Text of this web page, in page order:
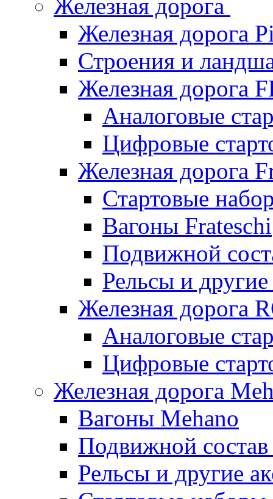
Железная дорога
Железная дорога
Строения и
Железная дорога
Аналоговые
Цифровые
Железная дорога
Стартовые
Вагоны Frateschi
Подвижной
Рельсы и
Железная дорога
Аналоговые
Цифровые
Железная дорога
Вагоны Mehano
Подвижной
Рельсы и другие